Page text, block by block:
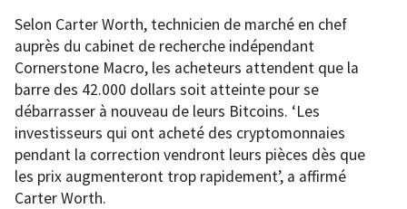
Selon Carter Worth, technicien de marché en chef
auprès du cabinet de recherche indépendant
Cornerstone Macro, les acheteurs attendent que la
barre des 42.000 dollars soit atteinte pour se
débarrasser à nouveau de leurs Bitcoins. ‘Les
investisseurs qui ont acheté des cryptomonnaies
pendant la correction vendront leurs pièces dès que
les prix augmenteront trop rapidement’, a affirmé
Carter Worth.